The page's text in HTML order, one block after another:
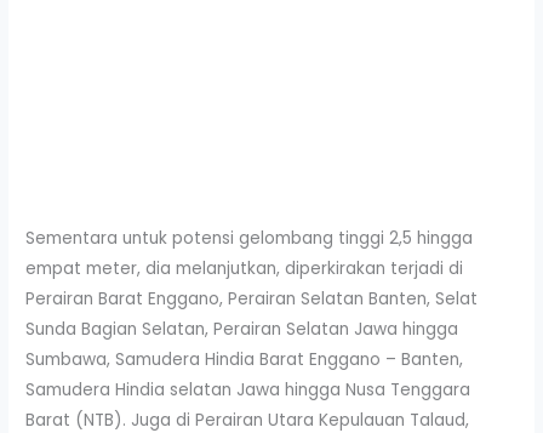
Sementara untuk potensi gelombang tinggi 2,5 hingga
empat meter, dia melanjutkan, diperkirakan terjadi di
Perairan Barat Enggano, Perairan Selatan Banten, Selat
Sunda Bagian Selatan, Perairan Selatan Jawa hingga
Sumbawa, Samudera Hindia Barat Enggano – Banten,
Samudera Hindia selatan Jawa hingga Nusa Tenggara
Barat (NTB). Juga di Perairan Utara Kepulauan Talaud,